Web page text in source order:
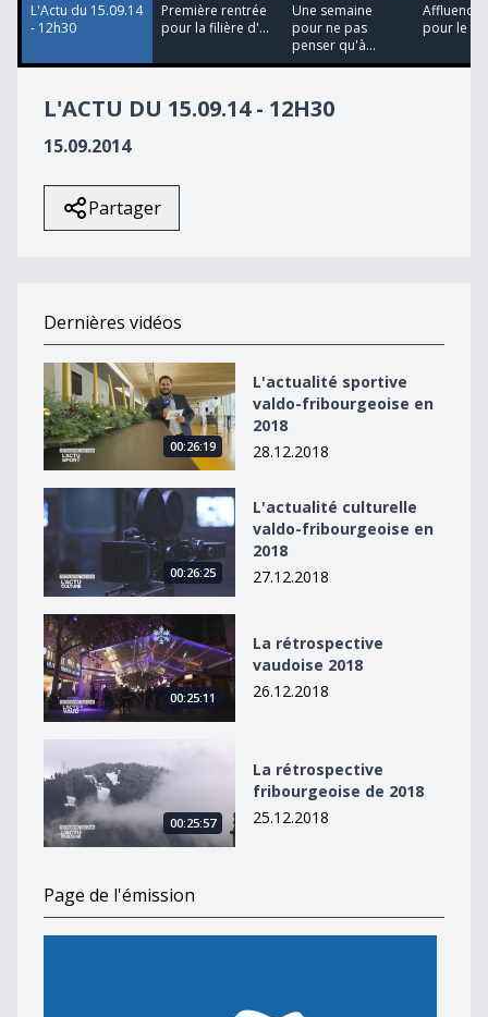
L'Actu du 15.09.14
- 12h30
Première rentrée
pour la filière d'...
Une semaine
pour ne pas
penser qu'à...
Affluence
pour le
L'ACTU DU 15.09.14 - 12H30
15.09.2014
Partager
Dernières vidéos
L&#039;actualité sportive valdo-fribourgeoise en 2018
00:26:19
L'actualité sportive
valdo-fribourgeoise en
2018
28.12.2018
L&#039;actualité culturelle valdo-fribourgeoise en
00:26:25
L'actualité culturelle
valdo-fribourgeoise en
2018
27.12.2018
La rétrospective vaudoise 2018
00:25:11
La rétrospective
vaudoise 2018
26.12.2018
00:25:57
La rétrospective
fribourgeoise de 2018
25.12.2018
Page de l'émission